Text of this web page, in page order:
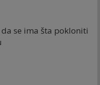
se ima šta pokloniti